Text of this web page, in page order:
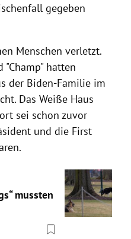
gegeben
Menschen verletzt.
"Champ" hatten
der Biden-Familie im
Das Weiße Haus
sei schon zuvor
und die First
mussten